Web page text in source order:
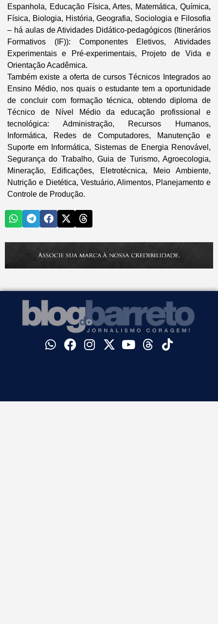
Espanhola, Educação Física, Artes, Matemática, Química,
Física, Biologia, História, Geografia, Sociologia e Filosofia
– há aulas de Atividades Didático-pedagógicos (Itinerários
Formativos (IF)): Componentes Eletivos, Atividades
Experimentais e Pré-experimentais, Projeto de Vida e
Orientação Acadêmica.
Também existe a oferta de cursos Técnicos Integrados ao
Ensino Médio, nos quais o estudante tem a oportunidade
de concluir com formação técnica, obtendo diploma de
Técnico de Nível Médio da educação profissional e
tecnológica: Administração, Recursos Humanos,
Informática, Redes de Computadores, Manutenção e
Suporte em Informática, Sistemas de Energia Renovável,
Segurança do Trabalho, Guia de Turismo, Agroecologia,
Mineração, Edificações, Eletrotécnica, Meio Ambiente,
Nutrição e Dietética, Vestuário, Alimentos, Planejamento e
Controle de Produção.